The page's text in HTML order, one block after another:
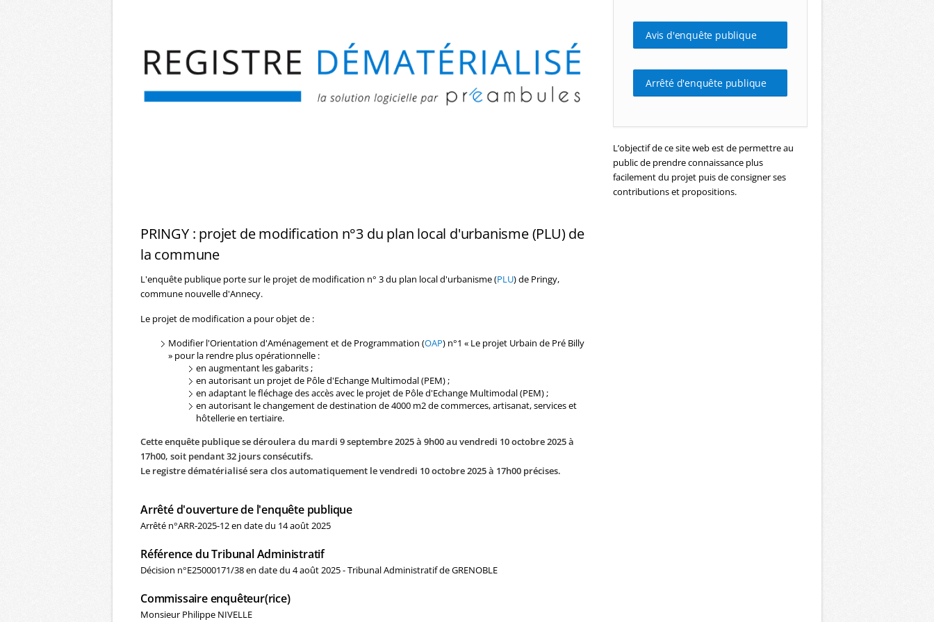
PRINGY : projet de modification n°3 du plan local d'urbanisme (PLU) de
la commune
L'enquête publique porte sur le projet de modification n° 3 du plan local d'urbanisme (PLU) de Pringy,
commune nouvelle d'Annecy.
Le projet de modification a pour objet de :
Modifier l'Orientation d'Aménagement et de Programmation (OAP) n°1 « Le projet Urbain de Pré Billy
» pour la rendre plus opérationnelle :
en augmentant les gabarits ;
en autorisant un projet de Pôle d'Echange Multimodal (PEM) ;
en adaptant le fléchage des accès avec le projet de Pôle d'Echange Multimodal (PEM) ;
en autorisant le changement de destination de 4000 m2 de commerces, artisanat, services et
hôtellerie en tertiaire.
Cette enquête publique se déroulera du mardi 9 septembre 2025 à 9h00 au vendredi 10 octobre 2025 à
17h00, soit pendant 32 jours consécutifs.
Le registre dématérialisé sera clos automatiquement le vendredi 10 octobre 2025 à 17h00 précises.
Arrêté d'ouverture de l'enquête publique
Arrêté n°ARR-2025-12 en date du 14 août 2025
Référence du Tribunal Administratif
Décision n°E25000171/38 en date du 4 août 2025 - Tribunal Administratif de GRENOBLE
Commissaire enquêteur(rice)
Monsieur Philippe NIVELLE
Avis d'enquête publique
Arrêté d'enquête publique
L’objectif de ce site web est de permettre au
public de prendre connaissance plus
facilement du projet puis de consigner ses
contributions et propositions.